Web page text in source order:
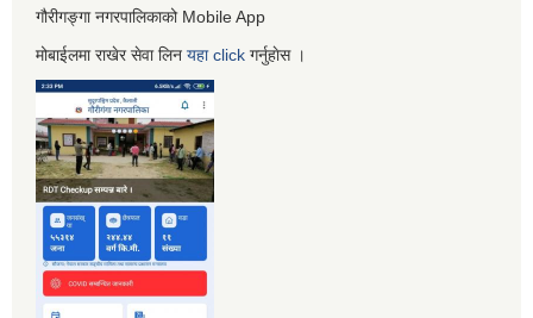
गौरीगङ्गा नगरपालिकाको Mobile App
मोबाईलमा राखेर सेवा लिन यहाclick गर्नुहाेस ।